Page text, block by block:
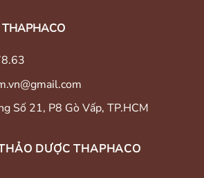
THAPHACO
Số 21, P8 Gò Vấp, TP.HCM
DƯỢC THAPHACO